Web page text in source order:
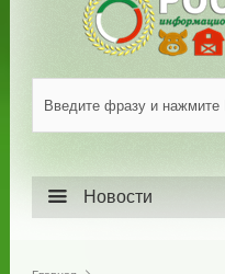
Новости